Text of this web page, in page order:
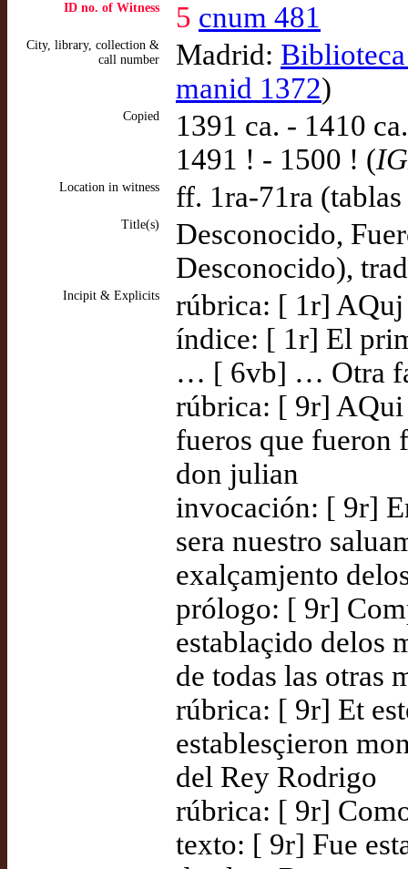
ID no. of Witness 5 cnum 481
City, library, collection &
call number
Madrid:
manid 1372)
Copied
1391 ca. - 1410
1491 ! - 1500 ! (
Location in witness ff. 1ra-71ra
Title(s)
Desconocido,
Desconocido),
Incipit & Explicits
rúbrica: [ 1r]
índice: [ 1r] El
… [ 6vb] … Otra
rúbrica: [ 9r]
fueros que fueron
don julian
invocación: [ 9r]
sera nuestro
exalçamjento
prólogo: [ 9r]
establaçido delos
de todas las otras
rúbrica: [ 9r] Et
establesçieron
del Rey Rodrigo
rúbrica: [ 9r]
texto: [ 9r] Fue